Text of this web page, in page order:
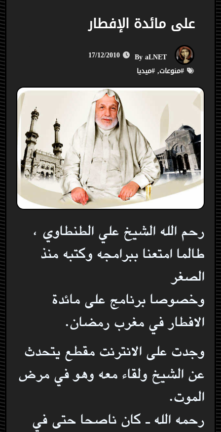
على مائدة الإفطار
aLNET
17/12/2010
#منوعات, #ميديا
رحم الله الشيخ علي الطنطاوي ،
طالما امتعنا ببرامجه وكتبه منذ
الصغر
وخصوصا برنامج على مائدة
الافطار في مغرب رمضان.
وجدت على الانترنت مقطع يتحدث
عن الشيخ ولقاء معه وهو في مرض
الموت.
رحمه الله ـ كان ناصحا حتى في